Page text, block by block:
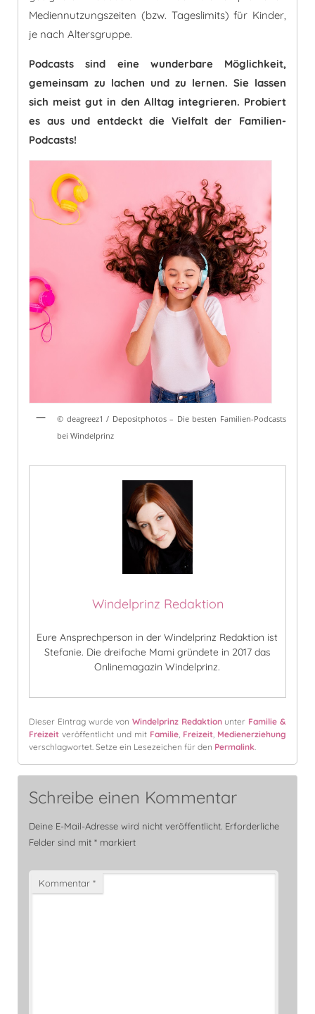
Mediennutzungszeiten (bzw. Tageslimits) für Kinder,
je nach Altersgruppe.
Podcasts sind eine wunderbare Möglichkeit,
gemeinsam zu lachen und zu lernen. Sie lassen
sich meist gut in den Alltag integrieren. Probiert
es aus und entdeckt die Vielfalt der Familien-
Podcasts!
© deagreez1 / Depositphotos – Die besten Familien-Podcasts
bei Windelprinz
Windelprinz Redaktion
Eure Ansprechperson in der Windelprinz Redaktion ist
Stefanie. Die dreifache Mami gründete in 2017 das
Onlinemagazin Windelprinz.
Dieser Eintrag wurde von Windelprinz Redaktionunter Familie &
Freizeit veröffentlicht und mit Familie, Freizeit, Medienerziehung
verschlagwortet. Setze ein Lesezeichen für den Permalink.
Schreibe einen Kommentar
Deine E-Mail-Adresse wird nicht veröffentlicht. Erforderliche
Felder sind mit* markiert
Kommentar*